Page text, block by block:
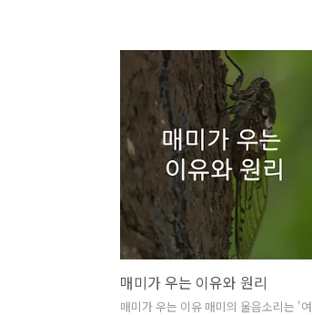
이런 긍정적인 효과를 얻는 사람들만 있
는 것은 아닙니다. 카페인이 몸에 맞지 않
으면 심장이 빨리 뛰고 얼굴이 빨개지는
등의 증상이 나타나기도 합니다. 이런 분
들도 커피를 즐길 수 있도록 카페인이 거
의 제거된 디카페인 커피도 있는데요. 이
번 글에서는 디카페인 커피가 어떻게 만
들어지는지 알아보겠습니다. 디카페인 커
피 제조 방법 디카페인 커피를 만들기 위
해서는 로스팅되기 전인 생두를 가공해서
가 있는..
매미가 우는 이유와 원리
매미가 우는 이유 매미의 울음소리는 '여